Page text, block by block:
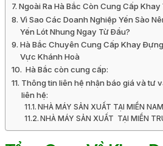
Ngoài Ra Hà Bắc Còn Cung Cấp Khay
Vì Sao Các Doanh Nghiệp Yến Sào
Yến Lót Nhung Ngay Từ Đầu?
Hà Bắc Chuyên Cung Cấp Khay
Vực Khánh Hoà
Hà Bắc còn cung cấp:
Thông tin liên hệ nhận báo giá và tư
liên hệ:
NHÀ MÁY SẢN XUẤT TẠI MIỀN NAM
NHÀ MÁY SẢN XUẤT TẠI MIỀN